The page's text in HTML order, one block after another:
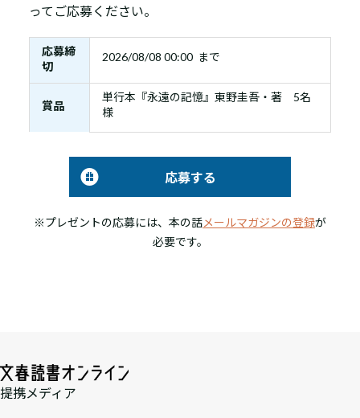
ってご応募ください。
応募締
切
2026/08/08 00:00 まで
賞品
単行本『永遠の記憶』東野圭吾・著 5名
様
応募する
※プレゼントの応募には、本の話メールマガジンの登録が
必要です。
提携メディア